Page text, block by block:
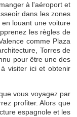
à l'aéroport et
dans les zones
louant une voiture
les règles de
comme Plaza
Torres de
pour être une des
visiter ici et obtenir
vous voyagez par
profiter. Alors que
espagnole et les